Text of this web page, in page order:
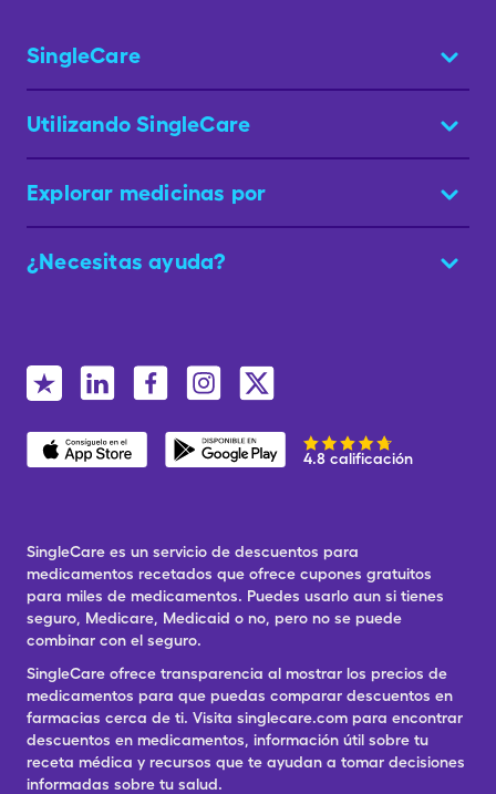
SingleCare
Utilizando SingleCare
Explorar medicinas por
¿Necesitas ayuda?
4.8 calificación
SingleCare es un servicio de descuentos para
medicamentos recetados que ofrece cupones gratuitos
para miles de medicamentos. Puedes usarlo aun si tienes
seguro, Medicare, Medicaid o no, pero no se puede
combinar con el seguro.
SingleCare ofrece transparencia al mostrar los precios de
medicamentos para que puedas comparar descuentos en
farmacias cerca de ti. Visita singlecare.com para encontrar
descuentos en medicamentos, información útil sobre tu
receta médica y recursos que te ayudan a tomar decisiones
informadas sobre tu salud.